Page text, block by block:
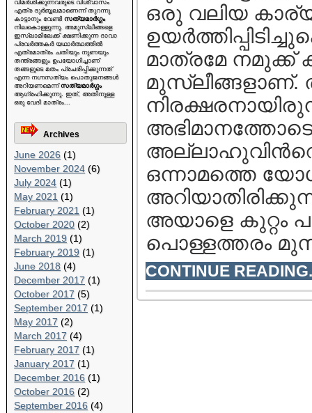
വിമര്‍ശിക്കുന്നവരുടെ വിശ്വാസം
എത്ര ദുര്‍ബ്ബലമാണെന്ന് തുറന്നു
കാട്ടാനും വേണ്ടി സത്യമാര്‍ഗ്ഗം
നിലകൊള്ളുന്നു. അമുസ്ലീങ്ങളെ
ഇസ്ലാമിലേക്ക് ക്ഷണിക്കുന്ന ദാവാ
പ്രവര്‍ത്തകര്‍ യഥാര്‍ത്ഥത്തില്‍
എത്രമാത്രം ചതിയും നുണയും
തന്ത്രങ്ങളും ഉപയോഗിച്ചാണ്
തങ്ങളുടെ മതം പ്രചരിപ്പിക്കുന്നത്
എന്ന നഗ്നസത്യം പൊതുജനങ്ങള്‍
അറിയണമെന്ന്സത്യമാര്‍ഗ്ഗം
ആഗ്രഹിക്കുന്നു. ഇത്, അതിനുള്ള
ഒരു വേദി മാത്രം...
Archives
June 2026 (1)
November 2024 (6)
July 2024 (1)
May 2021 (1)
February 2021 (1)
October 2020 (2)
March 2019 (1)
February 2019 (1)
June 2018 (4)
December 2017 (1)
October 2017 (5)
September 2017 (1)
May 2017 (2)
March 2017 (4)
February 2017 (1)
January 2017 (1)
December 2016 (1)
October 2016 (2)
September 2016 (4)
ഒരു വലിയ
മാത്രമേ
മുസ്ലീങ്ങളാണ്.
അല്ലാഹുവിന്‍റെ
ഒന്നാമത്തെ
അയാളെ കുറ്റം
പൊള്ളത്തരം
CONTINUE